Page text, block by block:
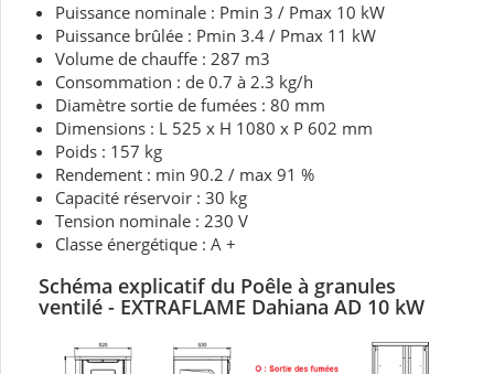
Puissance nominale : Pmin 3 / Pmax 10 kW
Puissance brûlée : Pmin 3.4 / Pmax 11 kW
Volume de chauffe : 287 m3
Consommation : de 0.7 à 2.3 kg/h
Diamètre sortie de fumées : 80 mm
Dimensions : L 525 x H 1080 x P 602 mm
Poids : 157 kg
Rendement : min 90.2 / max 91 %
Capacité réservoir : 30 kg
Tension nominale : 230 V
Classe énergétique : A +
Schéma explicatif du Poêle à granules
ventilé - EXTRAFLAME Dahiana AD 10 kW